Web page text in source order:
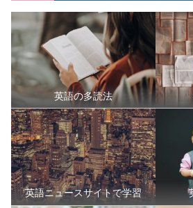
英語の多読法
英語ニュースサイトで学習